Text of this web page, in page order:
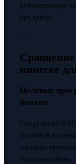
рекомендации
продукта.
---
ипотеке
Целевые
банков
Сотрудники ФТС
льготной